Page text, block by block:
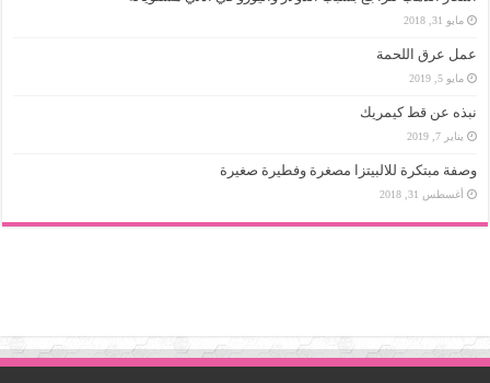
مايو 31, 2018
عمل عرق اللحمة
مايو 5, 2019
نبذه عن قط كيمريك
يناير 7, 2019
وصفة مبتكرة للالبيتزا مصغرة وفطيرة صغيرة
أغسطس 31, 2018